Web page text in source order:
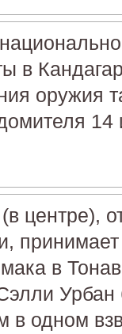
в
оружия
14
центре),
в
Урбан
одном